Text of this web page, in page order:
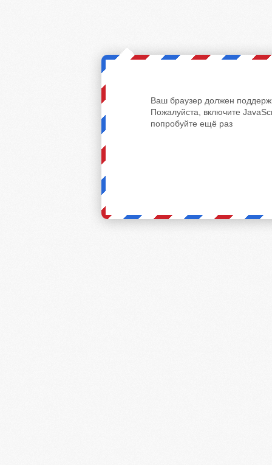
Ваш браузер должен
Пожалуйста, включите
попробуйте ещё раз